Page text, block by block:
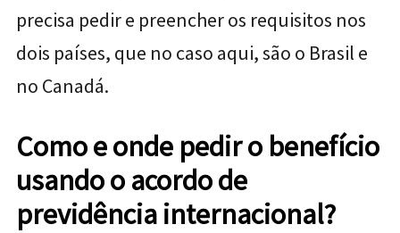
precisa pedir e preencher os requisitos nos
dois países, que no caso aqui, são o Brasil e
no Canadá.
Como e onde pedir o benefício
usando o acordo de
previdência internacional?